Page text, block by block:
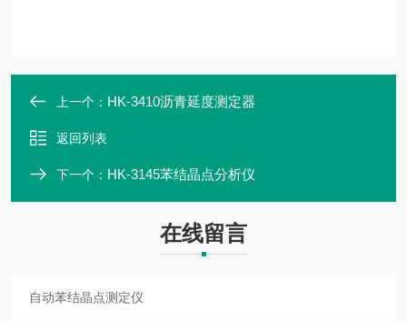
上一个： HK-3410沥青延度测定器
返回列表
下一个： HK-3145苯结晶点分析仪
在线留言